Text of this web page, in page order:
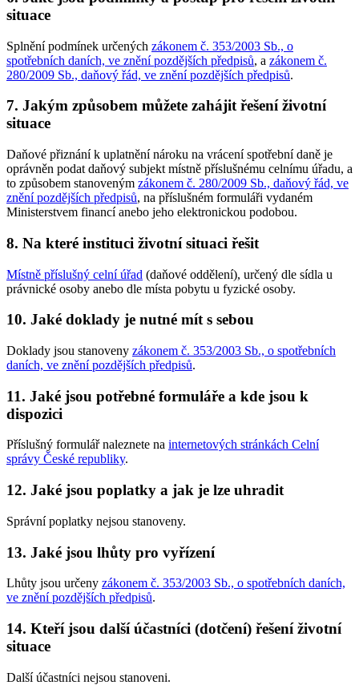
situace
Splnění podmínek určených zákonem č. 353/2003 Sb., o
spotřebních daních, ve znění pozdějších předpisů, a zákonem č.
280/2009 Sb., daňový řád, ve znění pozdějších předpisů.
7. Jakým způsobem můžete zahájit řešení životní
situace
Daňové přiznání k uplatnění nároku na vrácení spotřební daně je
oprávněn podat daňový subjekt místně příslušnému celnímu úřadu, a
to způsobem stanoveným zákonem č. 280/2009 Sb., daňový řád, ve
znění pozdějších předpisů, na příslušném formuláři vydaném
Ministerstvem financí anebo jeho elektronickou podobou.
8. Na které instituci životní situaci řešit
Místně příslušný celní úřad (daňové oddělení), určený dle sídla u
právnické osoby anebo dle místa pobytu u fyzické osoby.
10. Jaké doklady je nutné mít s sebou
Doklady jsou stanoveny zákonem č. 353/2003 Sb., o spotřebních
daních, ve znění pozdějších předpisů.
11. Jaké jsou potřebné formuláře a kde jsou k
dispozici
Příslušný formulář naleznete na internetových stránkách Celní
správy České republiky.
12. Jaké jsou poplatky a jak je lze uhradit
Správní poplatky nejsou stanoveny.
13. Jaké jsou lhůty pro vyřízení
Lhůty jsou určeny zákonem č. 353/2003 Sb., o spotřebních daních,
ve znění pozdějších předpisů.
14. Kteří jsou další účastníci (dotčení) řešení životní
situace
Další účastníci nejsou stanoveni.